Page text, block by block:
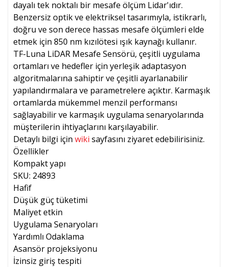
dayalı tek noktalı bir mesafe ölçüm Lidar'ıdır.
Benzersiz optik ve elektriksel tasarımıyla, istikrarlı,
doğru ve son derece hassas mesafe ölçümleri elde
etmek için 850 nm kızılötesi ışık kaynağı kullanır.
TF-Luna LiDAR Mesafe Sensörü, çeşitli uygulama
ortamları ve hedefler için yerleşik adaptasyon
algoritmalarına sahiptir ve çeşitli ayarlanabilir
yapılandırmalara ve parametrelere açıktır. Karmaşık
ortamlarda mükemmel menzil performansı
sağlayabilir ve karmaşık uygulama senaryolarında
müşterilerin ihtiyaçlarını karşılayabilir.
Detaylı bilgi için wiki sayfasını ziyaret edebilirisiniz.
Özellikler
Kompakt yapı
SKU: 24893
Hafif
Düşük güç tüketimi
Maliyet etkin
Uygulama Senaryoları
Yardımlı Odaklama
Asansör projeksiyonu
İzinsiz giriş tespiti